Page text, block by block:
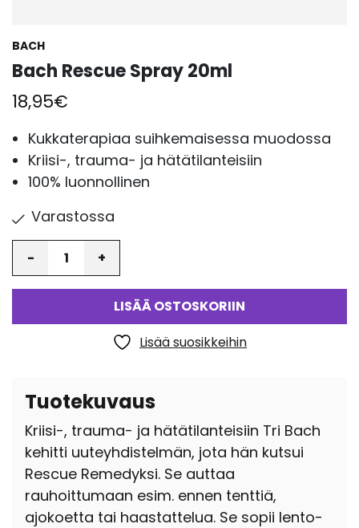
BACH
Bach Rescue Spray 20ml
18,95€
Kukkaterapiaa suihkemaisessa muodossa
Kriisi-, trauma- ja hätätilanteisiin
100% luonnollinen
Varastossa
LISÄÄ OSTOSKORIIN
Lisää suosikkeihin
Tuotekuvaus
Kriisi-, trauma- ja hätätilanteisiin Tri Bach
kehitti uuteyhdistelmän, jota hän kutsui
Rescue Remedyksi. Se auttaa
rauhoittumaan esim. ennen tenttiä,
ajokoetta tai haastattelua. Se sopii lento-